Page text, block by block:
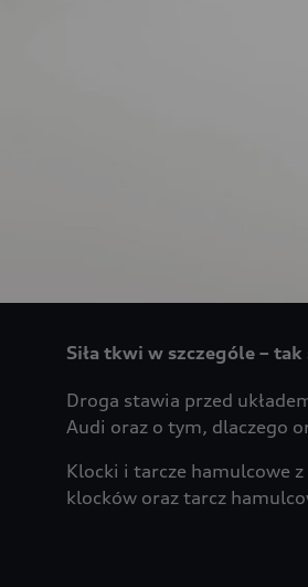
Siła tkwi w szczególe –
Droga stawia przed
Audi oraz o tym, dlaczego
Klocki i tarcze hamulcowe
klocków oraz tarcz